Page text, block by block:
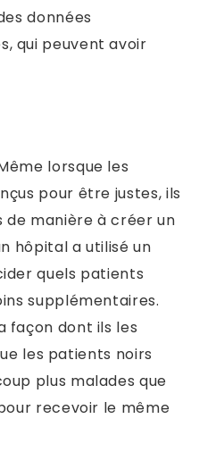
données
qui peuvent avoir
lorsque les
pour être justes, ils
manière à créer un
hôpital a utilisé un
quels patients
supplémentaires.
façon dont ils les
les patients noirs
plus malades que
recevoir le même